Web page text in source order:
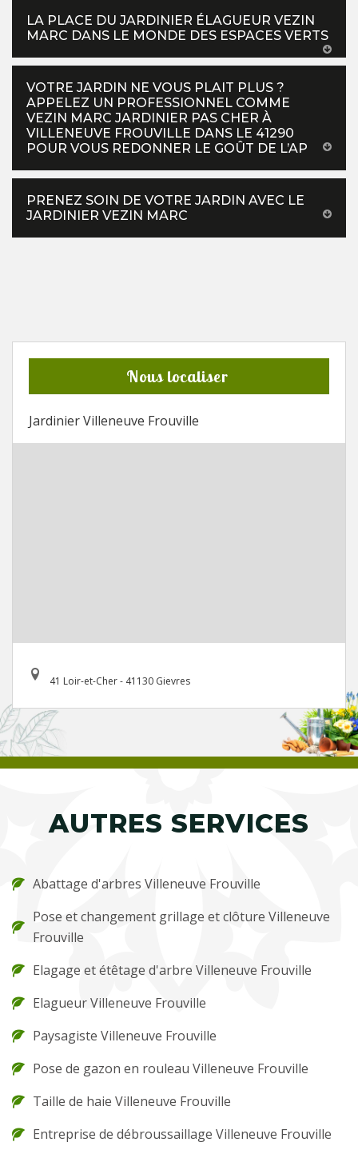
LA PLACE DU JARDINIER ÉLAGUEUR VEZIN
MARC DANS LE MONDE DES ESPACES VERTS
VOTRE JARDIN NE VOUS PLAIT PLUS ?
APPELEZ UN PROFESSIONNEL COMME
VEZIN MARC JARDINIER PAS CHER À
VILLENEUVE FROUVILLE DANS LE 41290
POUR VOUS REDONNER LE GOÛT DE L’AP
PRENEZ SOIN DE VOTRE JARDIN AVEC LE
JARDINIER VEZIN MARC
Nous localiser
Jardinier Villeneuve Frouville
41 Loir-et-Cher - 41130 Gievres
AUTRES SERVICES
Abattage d'arbres Villeneuve Frouville
Pose et changement grillage et clôture Villeneuve
Frouville
Elagage et étêtage d'arbre Villeneuve Frouville
Elagueur Villeneuve Frouville
Paysagiste Villeneuve Frouville
Pose de gazon en rouleau Villeneuve Frouville
Taille de haie Villeneuve Frouville
Entreprise de débroussaillage Villeneuve Frouville